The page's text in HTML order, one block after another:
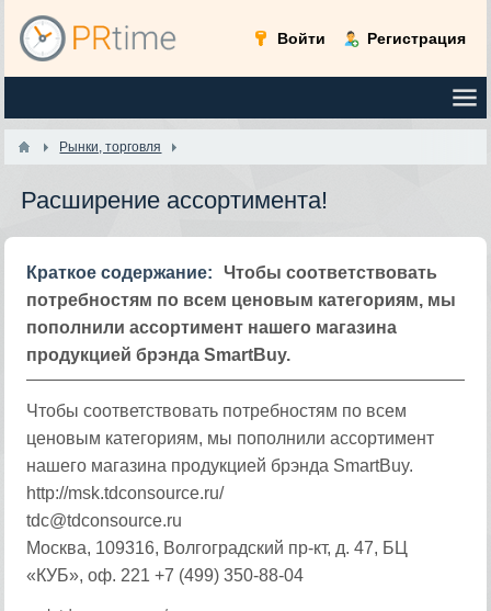
Войти Регистрация
Рынки, торговля
Расширение ассортимента!
Краткое содержание:
Чтобы соответствовать
потребностям по всем ценовым категориям, мы
пополнили ассортимент нашего магазина
продукцией брэнда SmartBuy.
Чтобы соответствовать потребностям по всем
ценовым категориям, мы пополнили ассортимент
нашего магазина продукцией брэнда SmartBuy.
http://msk.tdconsource.ru/
tdc@tdconsource.ru
Москва, 109316, Волгоградский пр-кт, д. 47, БЦ
«КУБ», оф. 221 +7 (499) 350-88-04